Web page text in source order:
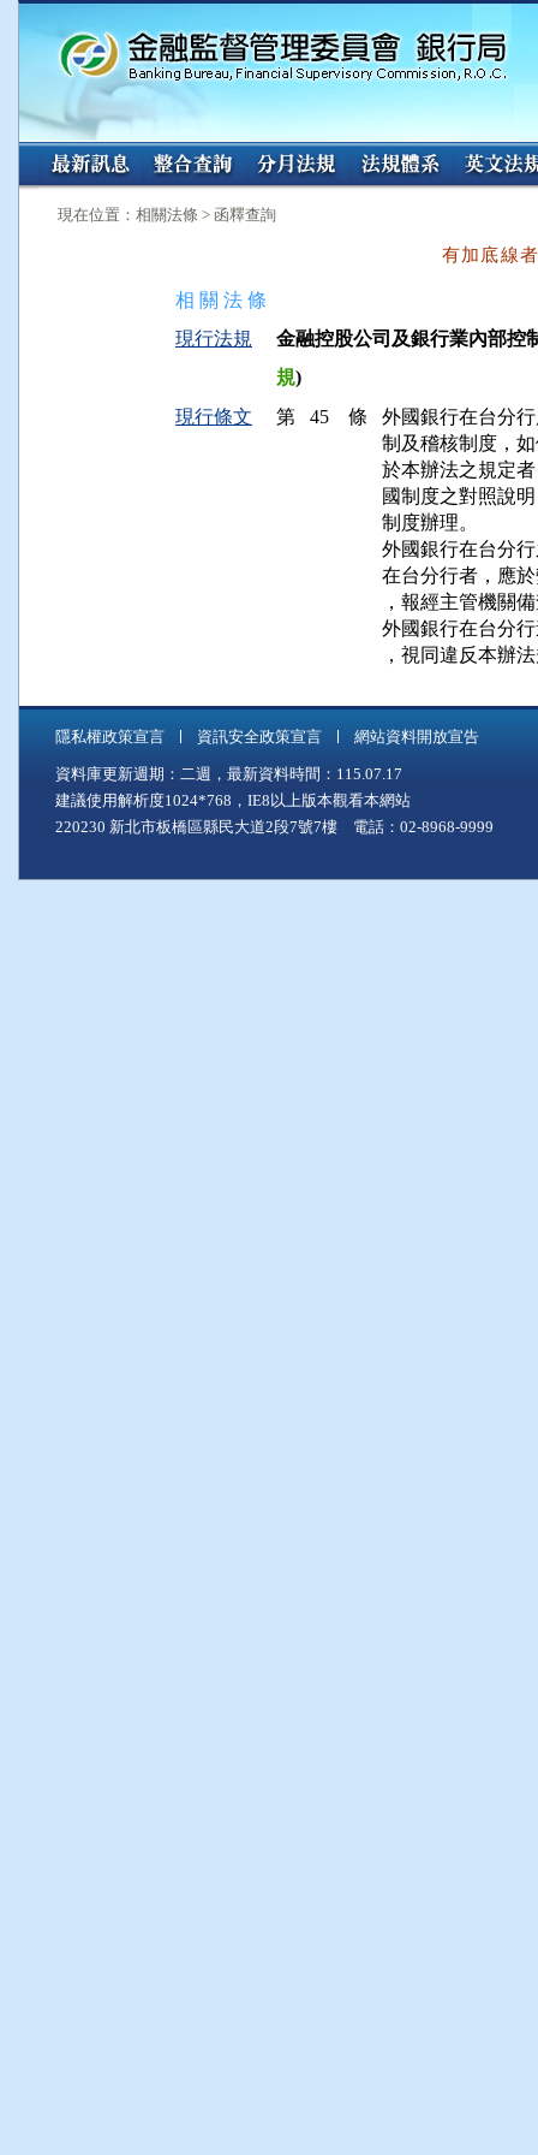
:::
現在位置：相關法條 > 函釋查詢
有加底線
相 關 法 條
現行法規
金融控股公司及銀行業內部控
規)
現行條文
第 45 條
外國銀行在台分
制及稽核制度，
於本辦法之規定
國制度之對照說
制度辦理。
外國銀行在台分
在台分行者，應
，報經主管機關
外國銀行在台分
，視同違反本辦
隱私權政策宣言 資訊安全政策宣言 網站資料開放宣告
資料庫更新週期：二週，最新資料時間：115.07.17
建議使用解析度1024*768，IE8以上版本觀看本網站
220230 新北市板橋區縣民大道2段7號7樓 電話：02-8968-9999